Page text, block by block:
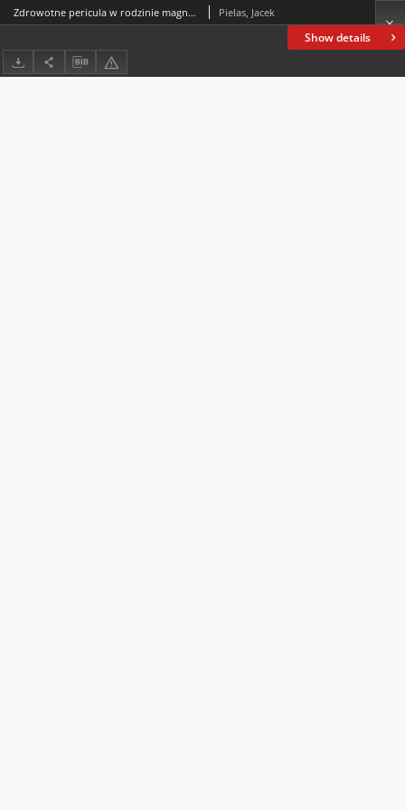
Show details
Zdrowotne pericula w rodzinie magnackiej pierwszej połowy XVII wieku w świetle korespondencji Gabriela Tęczyńskiego (1575–1617), wojewody lubelskiego i jego żony Elżbiety z Radziwiłłów (1585–1618) Pielas, Jacek